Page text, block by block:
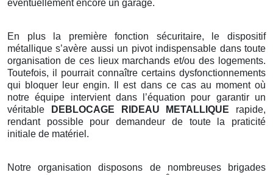
éventuellement encore un garage.
En plus la première fonction sécuritaire, le dispositif
métallique s’avère aussi un pivot indispensable dans toute
organisation de ces lieux marchands et/ou des logements.
Toutefois, il pourrait connaître certains dysfonctionnements
qui bloquer leur engin. Il est dans ce cas au moment où
notre équipe intervient dans l’équation pour garantir un
véritable
DEBLOCAGE RIDEAU METALLIQUE rapide,
rendant possible pour demandeur de toute la praticité
initiale de matériel.
Notre organisation disposons de nombreuses brigades